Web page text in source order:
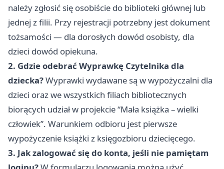
należy zgłosić się osobiście do biblioteki głównej lub
jednej z filii. Przy rejestracji potrzebny jest dokument
tożsamości — dla dorosłych dowód osobisty, dla
dzieci dowód opiekuna.
2. Gdzie odebrać Wyprawkę Czytelnika dla
dziecka?Wyprawki wydawane są w wypożyczalni dla
dzieci oraz we wszystkich filiach bibliotecznych
biorących udział w projekcie “Mała książka – wielki
człowiek”. Warunkiem odbioru jest pierwsze
wypożyczenie książki z księgozbioru dziecięcego.
3. Jak zalogować się do konta, jeśli nie pamiętam